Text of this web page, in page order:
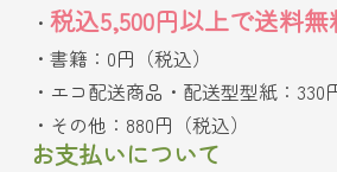
税込5,500円以上で送料無
書籍：0円（税込）
エコ配送商品・配送型型紙：330
その他：880円（税込）
お支払いについて